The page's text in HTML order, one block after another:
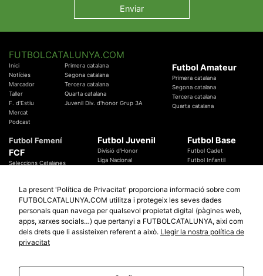
FUTBOLCATALUNYA.COM
Inici
Notícies
Marcador
Taller
F. d'Estiu
Mercat
Podcast
Primera catalana
Segona catalana
Tercera catalana
Quarta catalana
Juvenil Div. d'honor Grup 3A
Futbol Amateur
Primera catalana
Segona catalana
Tercera catalana
Quarta catalana
Futbol Femení
FCF
Seleccions Catalanes
Temes Federatius
Futbol Juvenil
Divisió d'Honor
Liga Nacional
Futbol Base
Futbol Cadet
Futbol Infantil
Futbol Catalunya
Promocions
Sortejos
Participació
Especials
Copa Catalunya Absoluta 2019
Copa del Rei 2019 - 2020
La present 'Política de Privacitat' proporciona informació sobre com
FUTBOLCATALUNYA.COM utilitza i protegeix les seves dades
personals quan navega per qualsevol propietat digital (pàgines web,
apps, xarxes socials…) que pertanyi a FUTBOLCATALUNYA, així com
dels drets que li assisteixen referent a això. Llegir la nostra política de
privacitat